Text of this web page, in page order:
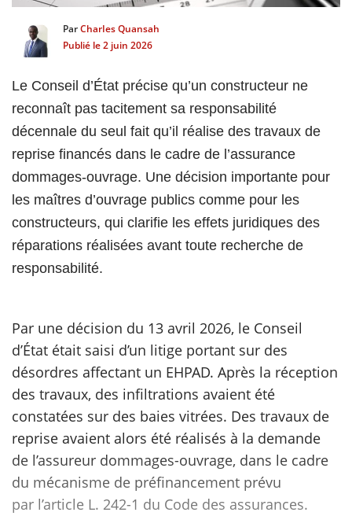
ParCharIes Quansah
Publié le2 juin 2026
Le Conseil d’État précise qu’un constructeur ne
reconnaît pas tacitement sa responsabilité
décennale du seul fait qu’il réalise des travaux de
reprise financés dans le cadre de l’assurance
dommages-ouvrage. Une décision importante pour
les maîtres d’ouvrage publics comme pour les
constructeurs, qui clarifie les effets juridiques des
réparations réalisées avant toute recherche de
responsabilité.
Par une décision du 13 avril 2026, le Conseil
d’État était saisi d’un litige portant sur des
désordres affectant un EHPAD. Après la réception
des travaux, des infiltrations avaient été
constatées sur des baies vitrées. Des travaux de
reprise avaient alors été réalisés à la demande
de l’assureur dommages-ouvrage, dans le cadre
du mécanisme de préfinancement prévu
par l’article L. 242-1 du Code des assurances.